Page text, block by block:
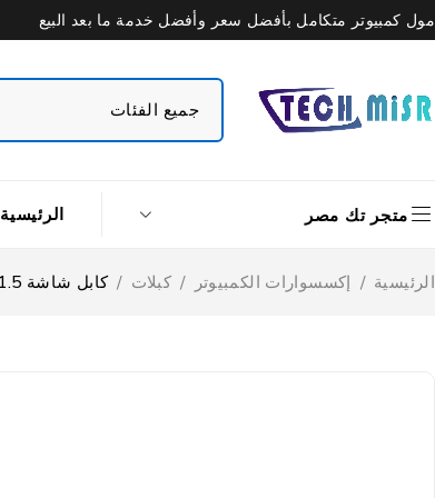
مول كمبيوتر متكامل بأفضل سعر وأفضل خدمة ما بعد البيع
متجر تك مصر الرئيسية
الرئيسية / إكسسوارات الكمبيوتر / كبلات / كابل شاشة 1.5متر VGA